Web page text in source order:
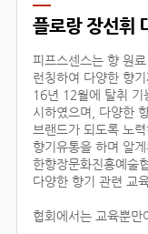
두 번째, 다양한 분야
플로랑 장선휘
피프스센스는 향 원
런칭하여 다양한 향
16년 12월에 탈취 기
시하였으며, 다양한
브랜드가 되도록 노
향기유통을 하며 알
한향장문화진흥예술
다양한 향기 관련 교
협회에서는 교육뿐